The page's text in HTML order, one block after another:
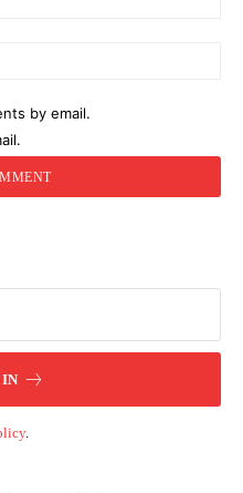
by email.
IN
.